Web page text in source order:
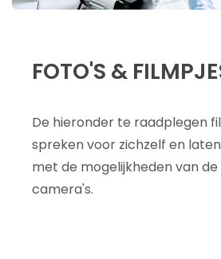
FOTO'S &
De hieronder te raadplegen
spreken voor zichzelf en
met de mogelijkheden van
camera's.